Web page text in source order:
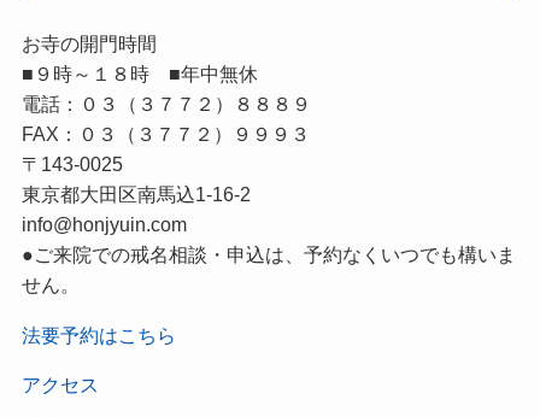
お寺の開門時間
■９時～１８時 ■年中無休
電話：０３（３７７２）８８８９
FAX：０３（３７７２）９９９３
〒143-0025
東京都大田区南馬込1-16-2
info@honjyuin.com
●ご来院での戒名相談・申込は、予約なくいつでも構いま
せん。
法要予約はこちら
アクセス